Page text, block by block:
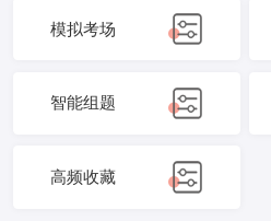
模拟考场
智能组题
高频收藏